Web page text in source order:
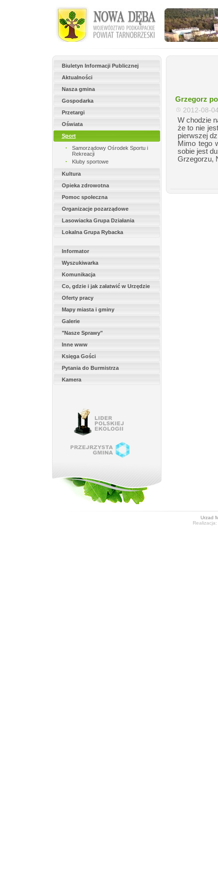
Biuletyn Informacji Publicznej
Aktualności
Nasza gmina
Gospodarka
Przetargi
Oświata
Sport
Samorządowy Ośrodek Sportu i
Rekreacji
Kluby sportowe
Kultura
Opieka zdrowotna
Pomoc społeczna
Organizacje pozarządowe
Lasowiacka Grupa Działania
Lokalna Grupa Rybacka
Informator
Wyszukiwarka
Komunikacja
Co, gdzie i jak załatwić w Urzędzie
Oferty pracy
Mapy miasta i gminy
Galerie
"Nasze Sprawy"
Inne www
Księga Gości
Pytania do Burmistrza
Kamera
Grzegorz
2012-08-
W chodzie
że to nie
pierwszej
Mimo tego
sobie jest
Grzegorzu,
Urzad
Realizacja: